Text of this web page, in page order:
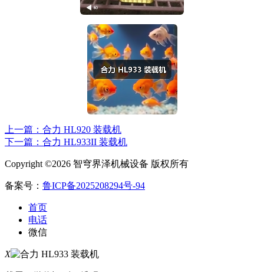
上一篇：合力 HL920 装载机
下一篇：合力 HL933II 装载机
Copyright ©2026 智穹界泽机械设备 版权所有
备案号： 鲁ICP备2025208294号-94
首页
电话
微信
X